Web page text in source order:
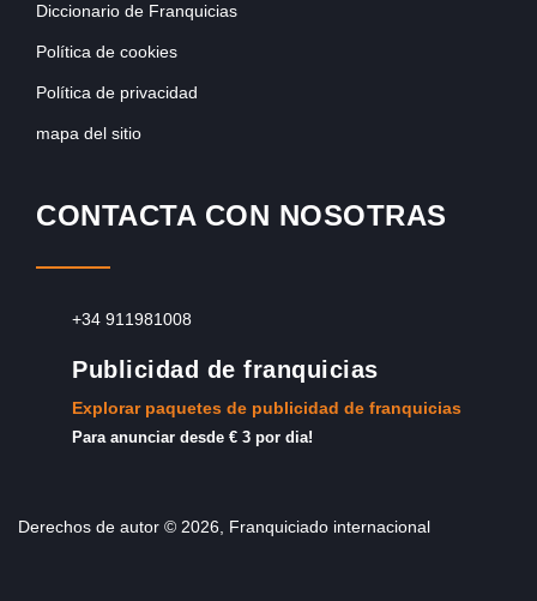
Diccionario de Franquicias
Política de cookies
Política de privacidad
mapa del sitio
CONTACTA CON NOSOTRAS
+34 911981008
Publicidad de franquicias
Explorar paquetes de publicidad de franquicias
Para anunciar desde € 3 por dia!
Derechos de autor © 2026, Franquiciado internacional